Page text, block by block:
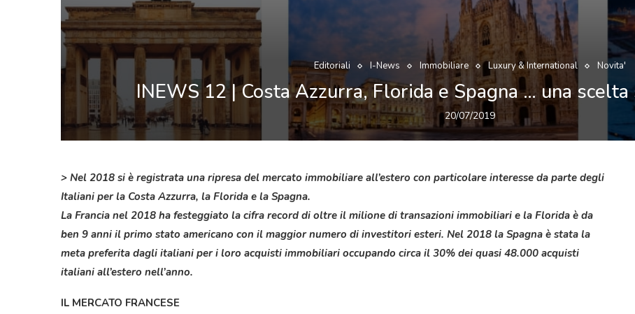
Editoriali I-News Immobiliare Luxury & International Novita'
INEWS 12 | Costa Azzurra, Florida e Spagna … una
20/07/2019
> Nel 2018 si è registrata una ripresa del mercato immobiliare all’estero con particolare interesse da parte degli
Italiani per la Costa Azzurra, la Florida e la Spagna.
La Francia nel 2018 ha festeggiato la cifra record di oltre il milione di transazioni immobiliari e la Florida è da
ben 9 anni il primo stato americano con il maggior numero di investitori esteri. Nel 2018 la Spagna è stata la
meta preferita dagli italiani per i loro acquisti immobiliari occupando circa il 30% dei quasi 48.000 acquisti
italiani all’estero nell’anno.
IL MERCATO FRANCESE